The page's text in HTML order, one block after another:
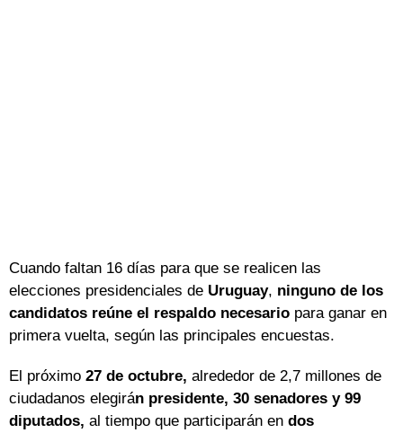
Cuando faltan 16 días para que se realicen las
elecciones presidenciales de Uruguay, ninguno de los
candidatos reúne el respaldo necesario para ganar en
primera vuelta, según las principales encuestas.
El próximo 27 de octubre, alrededor de 2,7 millones de
ciudadanos elegirán presidente, 30 senadores y 99
diputados, al tiempo que participarán en dos